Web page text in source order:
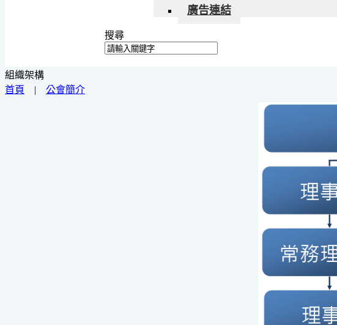
廣告連結
搜尋
組織架構
首頁
| 公會簡介